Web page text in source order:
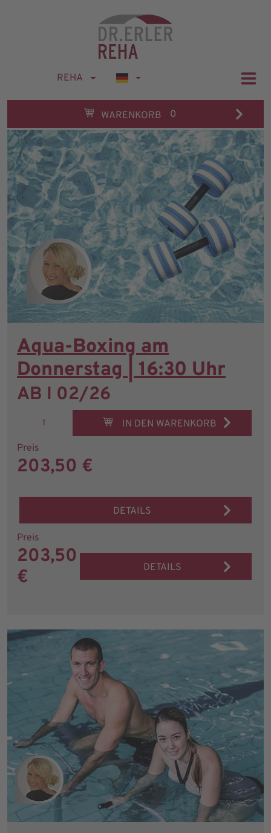
REHA
WARENKORB 0
Aqua-Boxing am
Donnerstag | 16:30 Uhr
AB I 02/26
IN DEN WARENKORB
Preis
203,50 €
DETAILS
Preis
203,50
€
DETAILS